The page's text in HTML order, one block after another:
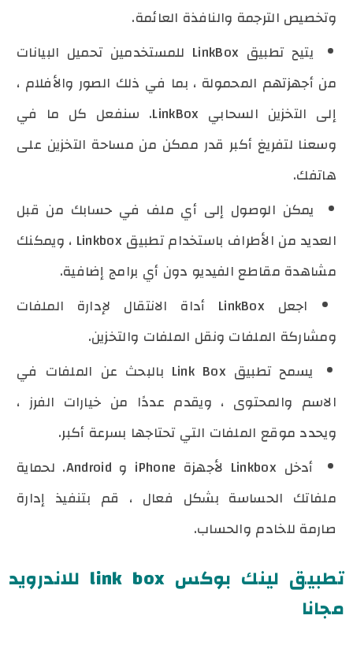
وتخصيص الترجمة والنافذة العائمة.
يتيح تطبيق LinkBox للمستخدمين تحميل البيانات
من أجهزتهم المحمولة ، بما في ذلك الصور والأفلام ،
إلى التخزين السحابي LinkBox. سنفعل كل ما في
وسعنا لتفريغ أكبر قدر ممكن من مساحة التخزين على
هاتفك.
يمكن الوصول إلى أي ملف في حسابك من قبل
العديد من الأطراف باستخدام تطبيق Linkbox ، ويمكنك
مشاهدة مقاطع الفيديو دون أي برامج إضافية.
اجعل LinkBox أداة الانتقال لإدارة الملفات
ومشاركة الملفات ونقل الملفات والتخزين.
يسمح تطبيق Link Box بالبحث عن الملفات في
الاسم والمحتوى ، ويقدم عددًا من خيارات الفرز ،
ويحدد موقع الملفات التي تحتاجها بسرعة أكبر.
أدخل Linkbox لأجهزة iPhone و Android. لحماية
ملفاتك الحساسة بشكل فعال ، قم بتنفيذ إدارة
صارمة للخادم والحساب.
تطبيق لينك بوكس link box للاندرويد
مجانا